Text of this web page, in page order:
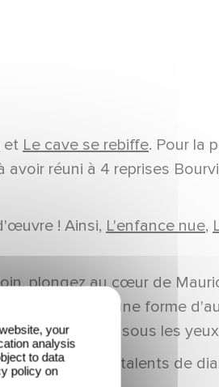
et Le cave se rebiffe. Pour la
réuni à 4 reprises
! Ainsi, L'enfance nue,
plongez au cœur de
c’est une forme
qui se trace sous les
à l’honneur les talents de
your
analysis
to data
policy on